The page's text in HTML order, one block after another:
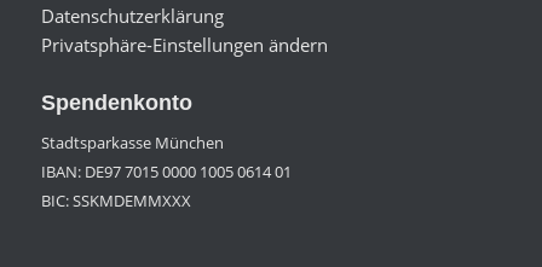
Datenschutzerklärung
Privatsphäre-Einstellungen ändern
Spendenkonto
Stadtsparkasse München
IBAN: DE97 7015 0000 1005 0614 01
BIC: SSKMDEMMXXX